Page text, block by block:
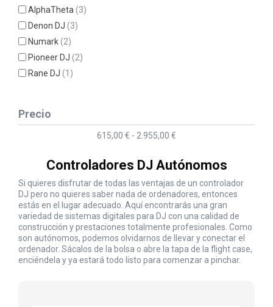
AlphaTheta(3)
Denon DJ(3)
Numark(2)
Pioneer DJ(2)
Rane DJ(1)
Precio
615,00 € - 2.955,00 €
Controladores DJ Autónomos
Si quieres disfrutar de todas las ventajas de un controlador
DJ pero no quieres saber nada de ordenadores, entonces
estás en el lugar adecuado. Aquí encontrarás una gran
variedad de sistemas digitales para DJ con una calidad de
construcción y prestaciones totalmente profesionales. Como
son autónomos, podemos olvidarnos de llevar y conectar el
ordenador. Sácalos de la bolsa o abre la tapa de la flight case,
enciéndela y ya estará todo listo para comenzar a pinchar.